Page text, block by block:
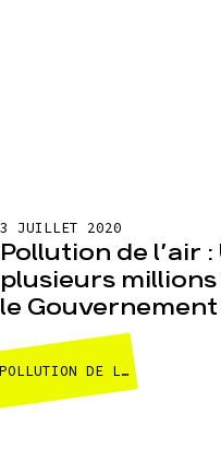
3 JUILLET 2020
Pollution de l’air
plusieurs
le Gouvernement
POLLUTION DE L'AIR ET TRANSPORTS